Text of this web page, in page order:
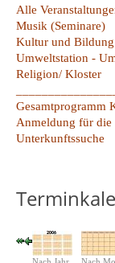
Alle
Musik (Seminare)
Kultur und Bildung
Umweltstation -
Religion/ Kloster
Gesamtprogramm
Anmeldung für die
Unterkunftssuche